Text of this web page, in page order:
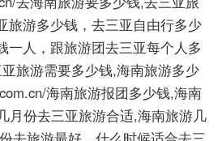
旅游多少钱，去三亚自由行多少
一人，跟旅游团去三亚每个人多
旅游需要多少钱,海南旅游多少
海南旅游报团多少钱,海南
月份去三亚旅游合适,海南旅游几